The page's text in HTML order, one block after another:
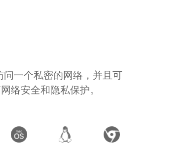
一个私密的网络，并且可
络安全和隐私保护。